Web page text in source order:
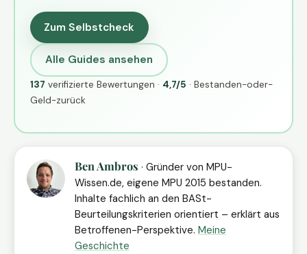
Zum Selbstcheck
Alle Guides ansehen
137 verifizierte Bewertungen · 4,7/5 · Bestanden-oder-
Geld-zurück
Ben Ambros · Gründer von MPU-
Wissen.de, eigene MPU 2015 bestanden.
Inhalte fachlich an den BASt-
Beurteilungskriterien orientiert – erklärt aus
Betroffenen-Perspektive. Meine
Geschichte